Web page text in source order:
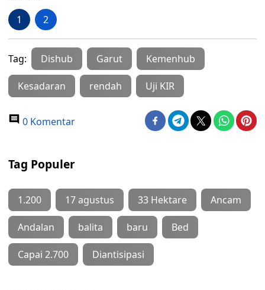
1 2
Tag: Dishub Garut Kemenhub
Kesadaran rendah Uji KIR
0 Komentar
Tag Populer
1.200 17 agustus 33 Hektare Ancam
Andalan balita baru Bed
Capai 2.700 Diantisipasi